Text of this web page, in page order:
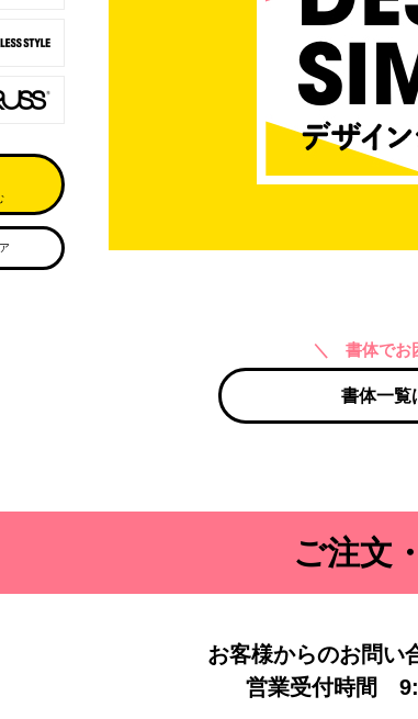
＼ 書体でお
書体一覧
ご注文
お客様からのお問い
営業受付時間